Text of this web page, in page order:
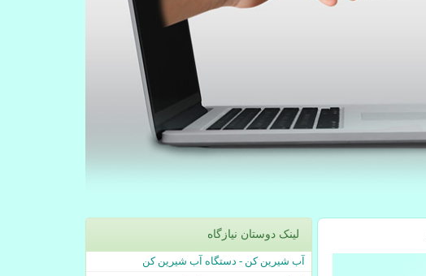
لینک دوستان نیازگاه
آب شیرین کن - دستگاه آب شیرین کن